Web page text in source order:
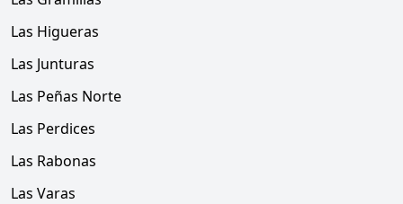
Las Higueras
Las Junturas
Las Peñas Norte
Las Perdices
Las Rabonas
Las Varas